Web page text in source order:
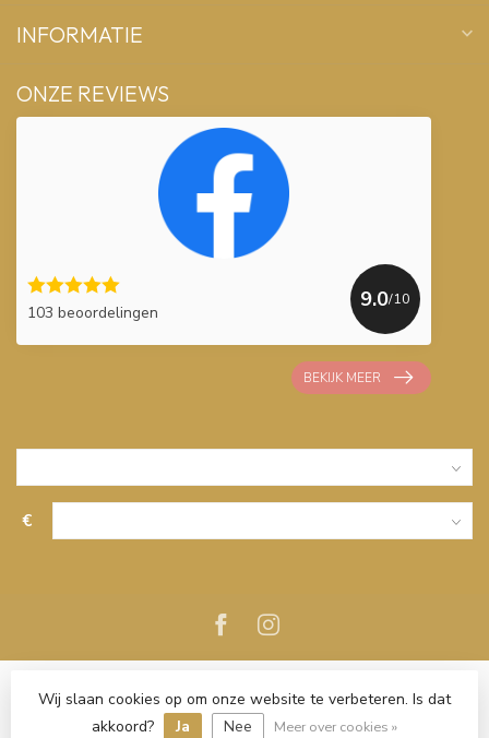
INFORMATIE
ONZE REVIEWS
103 beoordelingen
9.0/10
BEKIJK MEER
€
Wij slaan cookies op om onze website te verbeteren. Is dat
akkoord?
Ja Nee Meer over cookies »